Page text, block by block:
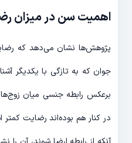
اهمیت سن در میزان
پژوهش‌ها نشان می‌دهد که
جوان که به تازگی با یکدیگر
در کنار هم بوده‌اند رضایت